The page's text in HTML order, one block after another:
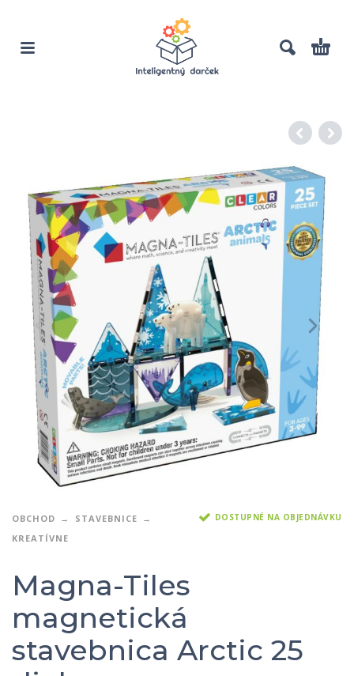
OBCHOD
STAVEBNICE
KREATÍVNE
DOSTUPNÉ NA OBJEDNÁVKU
Magna-Tiles
magnetická
stavebnica Arctic 25